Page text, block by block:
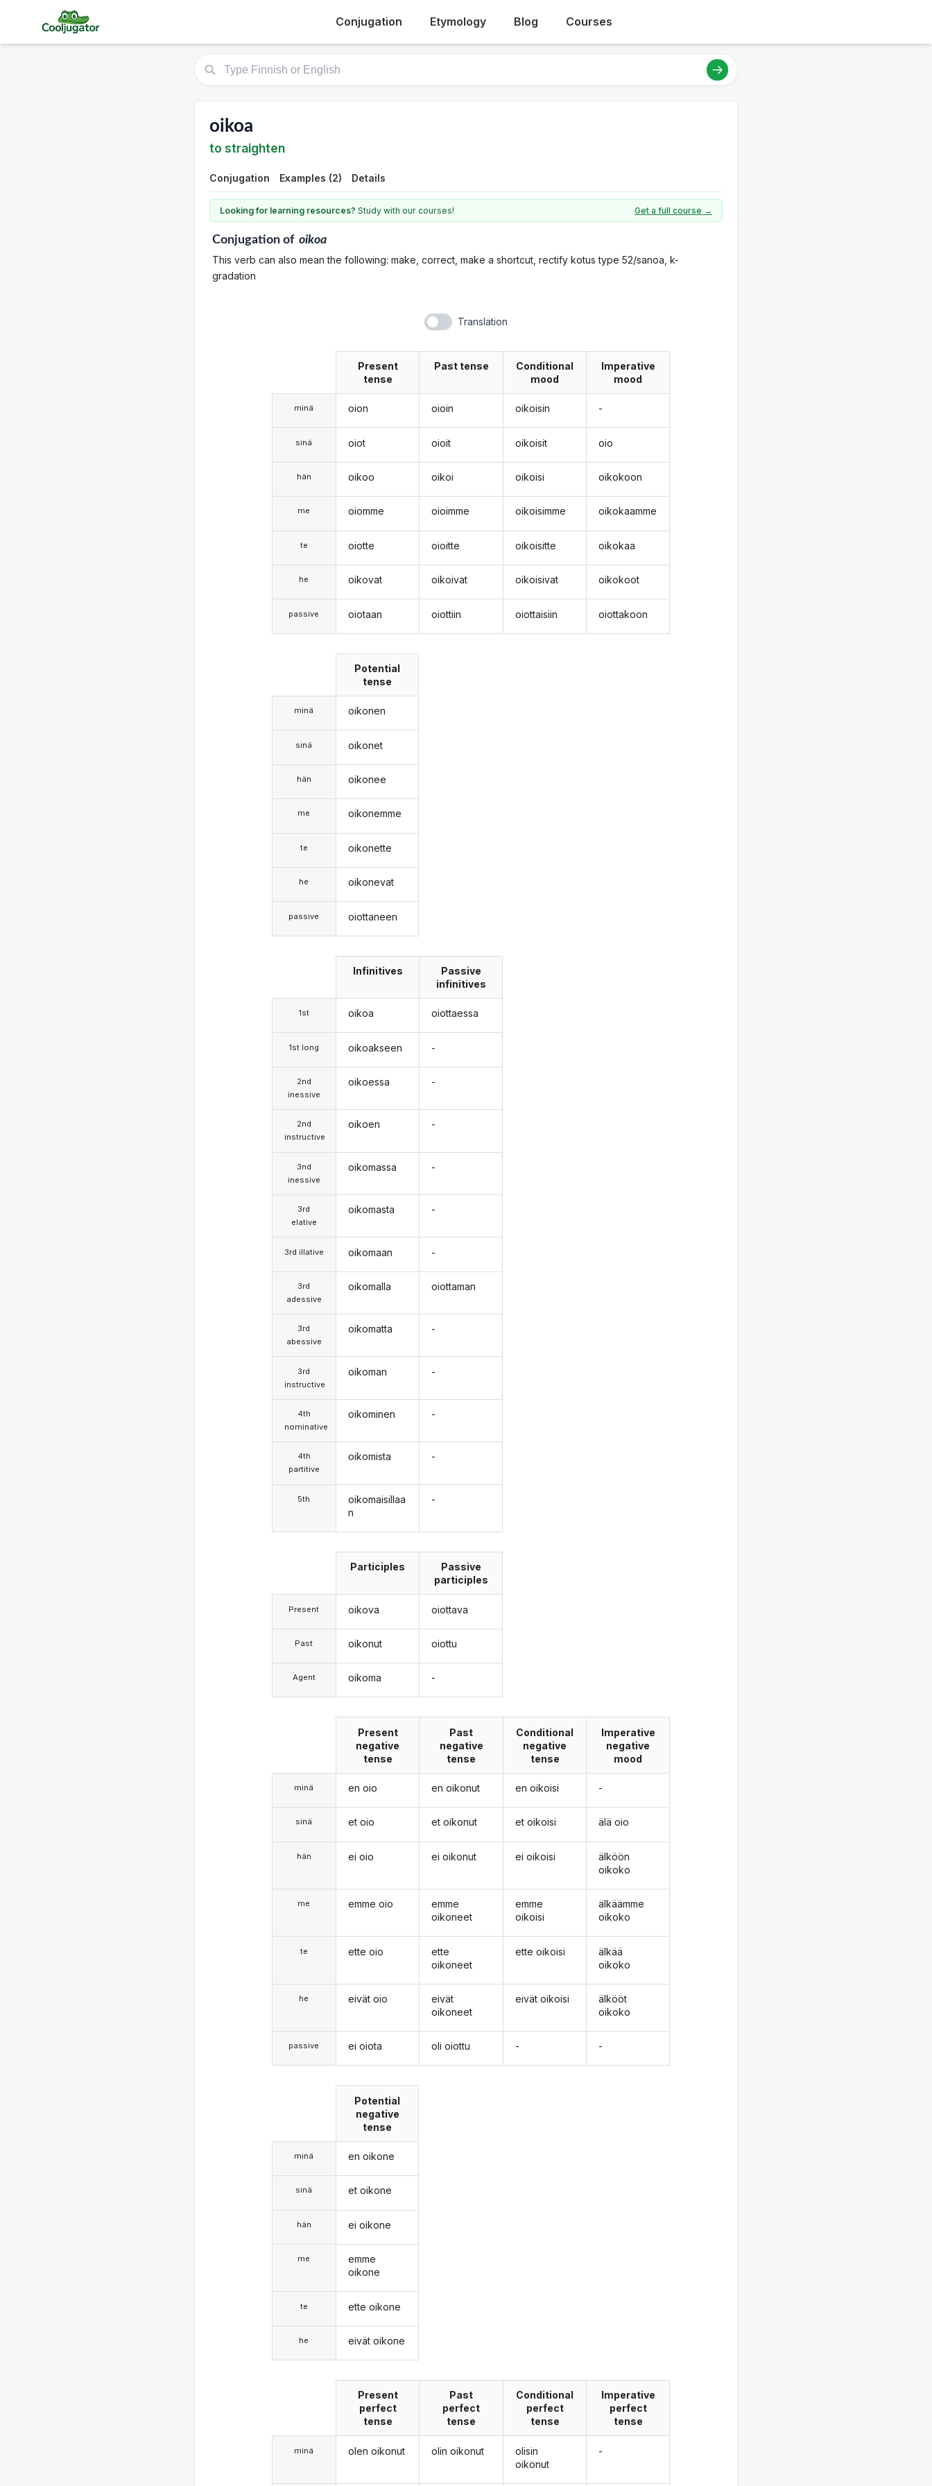
Conjugation Etymology Blog Courses
oikoa
to straighten
Conjugation Examples (2) Details
Looking for learning resources? Study with our courses! Get a full course →
Conjugationof oikoa
This verb can also mean the following: make, correct, make a shortcut, rectify kotus type 52/sanoa, k-
gradation
Translation
minä
sinä
hän
me
te
he
passive
Present
tense
oion
oiot
oikoo
oiomme
oiotte
oikovat
oiotaan
Past tense
oioin
oioit
oikoi
oioimme
oioitte
oikoivat
oiottiin
Conditional
mood
oikoisin
oikoisit
oikoisi
oikoisimme
oikoisitte
oikoisivat
oiottaisiin
Imperative
mood
-
oio
oikokoon
oikokaamme
oikokaa
oikokoot
oiottakoon
minä
sinä
hän
me
te
he
passive
Potential
tense
oikonen
oikonet
oikonee
oikonemme
oikonette
oikonevat
oiottaneen
1st
1st long
2nd
inessive
2nd
instructive
3nd
inessive
3rd
elative
3rd illative
3rd
adessive
3rd
abessive
3rd
instructive
4th
nominative
4th
partitive
5th
Infinitives
oikoa
oikoakseen
oikoessa
oikoen
oikomassa
oikomasta
oikomaan
oikomalla
oikomatta
oikoman
oikominen
oikomista
oikomaisillaa
n
Passive
infinitives
oiottaessa
-
-
-
-
-
-
oiottaman
-
-
-
-
-
Present
Past
Agent
Participles
oikova
oikonut
oikoma
Passive
participles
oiottava
oiottu
-
minä
sinä
hän
me
te
he
passive
Present
negative
tense
en oio
et oio
ei oio
emme oio
ette oio
eivät oio
ei oiota
Past
negative
tense
en oikonut
et oikonut
ei oikonut
emme
oikoneet
ette
oikoneet
eivät
oikoneet
oli oiottu
Conditional
negative
tense
en oikoisi
et oikoisi
ei oikoisi
emme
oikoisi
ette oikoisi
eivät oikoisi
-
Imperative
negative
mood
-
älä oio
älköön
oikoko
älkäämme
oikoko
älkää
oikoko
älkööt
oikoko
-
minä
sinä
hän
me
te
he
Potential
negative
tense
en oikone
et oikone
ei oikone
emme
oikone
ette oikone
eivät oikone
minä
Present
perfect
tense
olen oikonut
Past
perfect
tense
olin oikonut
Conditional
perfect
tense
olisin
oikonut
Imperative
perfect
tense
-